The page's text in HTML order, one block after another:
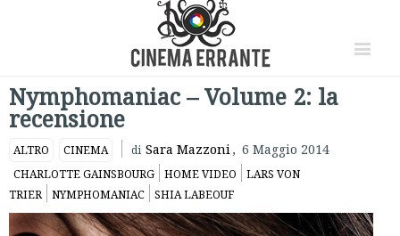
Nymphomaniac – Volume 2: la
recensione
ALTRO CINEMA di Sara Mazzoni, 6 Maggio 2014
CHARLOTTE GAINSBOURG HOME VIDEO
LARS VON
TRIER
NYMPHOMANIAC SHIA LABEOUF